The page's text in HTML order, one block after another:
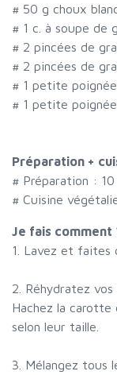
# 50 g choux
# 1 c. à soupe de
# 2 pincées de
# 2 pincées de
# 1 petite
# 1 petite
Préparation +
# Préparation : 10
# Cuisine
Je fais comment
1. Lavez et faites
2. Réhydratez
Hachez la carotte
selon leur taille.
3. Mélangez tous